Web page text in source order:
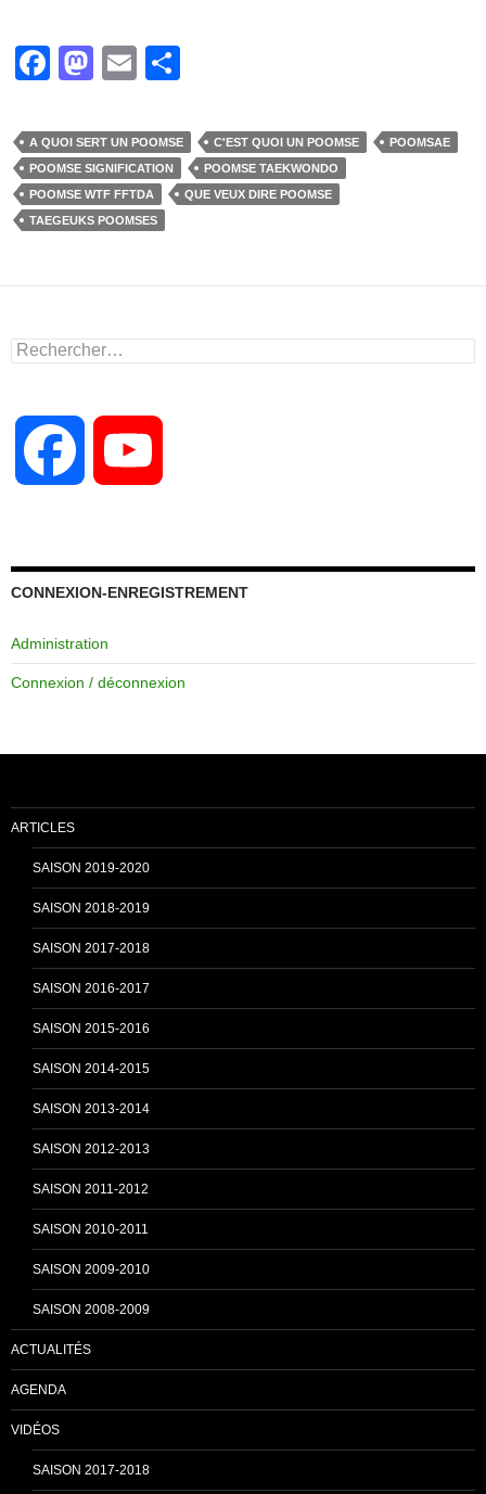
F
c
e
b
o
M
st
o
d
o
E
ail ta
g
er
A QUOI SERT UN POOMSE C'EST QUOI UN POOMSE
POOMSAE
POOMSE SIGNIFICATION
POOMSE TAEKWONDO
POOMSE WTF FFTDA
QUE VEUX DIRE POOMSE
TAEGEUKS POOMSES
Rechercher :
c
o
u
h
n
CONNEXION-ENREGISTREMENT
Administration
Connexion / déconnexion
ARTICLES
SAISON 2019-2020
SAISON 2018-2019
SAISON 2017-2018
SAISON 2016-2017
SAISON 2015-2016
SAISON 2014-2015
SAISON 2013-2014
SAISON 2012-2013
SAISON 2011-2012
SAISON 2010-2011
SAISON 2009-2010
SAISON 2008-2009
ACTUALITÉS
AGENDA
VIDÉOS
SAISON 2017-2018